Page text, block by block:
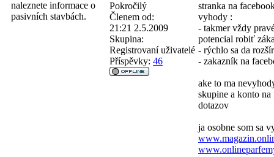
naleznete informace o
pasivních stavbách.
Pokročilý
Členem od:
21:21 2.5.2009
Skupina:
Registrovaní uživatelé
Příspěvky: 46
stranka na
vyhody :
- takmer vždy
potencial robiť
- rýchlo sa da
- zakazník na
ake to ma
skupine a konto
dotazov
ja osobne som sa